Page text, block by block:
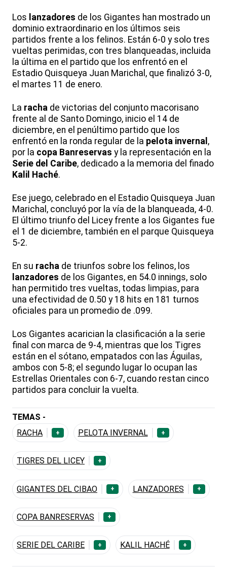
Los lanzadores de los Gigantes han mostrado un
dominio extraordinario en los últimos seis
partidos frente a los felinos. Están 6-0 y solo tres
vueltas perimidas, con tres blanqueadas, incluida
la última en el partido que los enfrentó en el
Estadio Quisqueya Juan Marichal, que finalizó 3-0,
el martes 11 de enero.
La racha de victorias del conjunto macorisano
frente al de Santo Domingo, inicio el 14 de
diciembre, en el penúltimo partido que los
enfrentó en la ronda regular de la pelota invernal ,
por la copa Banreservas y la representación en la
Serie del Caribe, dedicado a la memoria del finado
Kalil Haché.
Ese juego, celebrado en el Estadio Quisqueya Juan
Marichal, concluyó por la vía de la blanqueada, 4-0.
El último triunfo del Licey frente a los Gigantes fue
el 1 de diciembre, también en el parque Quisqueya
5-2.
En su racha de triunfos sobre los felinos, los
lanzadores de los Gigantes, en 54.0 innings, solo
han permitido tres vueltas, todas limpias, para
una efectividad de 0.50 y 18 hits en 181 turnos
oficiales para un promedio de .099.
Los Gigantes acarician la clasificación a la serie
final con marca de 9-4, mientras que los Tigres
están en el sótano, empatados con las Águilas,
ambos con 5-8; el segundo lugar lo ocupan las
Estrellas Orientales con 6-7, cuando restan cinco
partidos para concluir la vuelta.
TEMAS -
RACHA
+ PELOTA INVERNAL +
TIGRES DEL LICEY +
GIGANTES DEL CIBAO + LANZADORES +
COPA BANRESERVAS +
SERIE DEL CARIBE + KALIL HACHÉ +